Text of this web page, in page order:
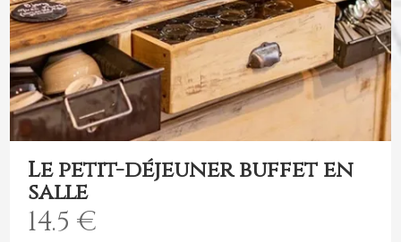
Le petit-déjeuner buffet en
salle
14.5 €